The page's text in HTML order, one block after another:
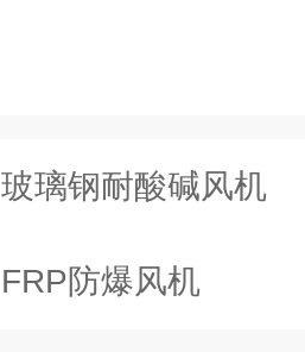
玻璃钢耐酸碱风机
FRP防爆风机